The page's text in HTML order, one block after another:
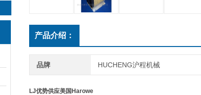
产品介绍：
品牌 HUCHENG沪程机械
LJ优势供应美国Harowe